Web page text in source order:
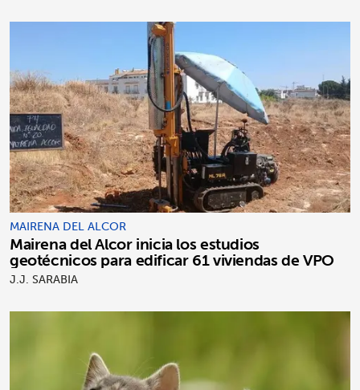
MAIRENA DEL ALCOR
Mairena del Alcor inicia los estudios
geotécnicos para edificar 61 viviendas de VPO
J.J. SARABIA